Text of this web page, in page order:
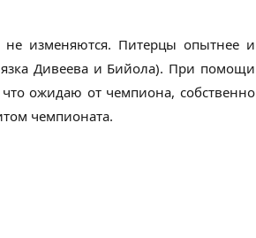
изменяются. Питерцы опытнее и
Дивеева и Бийола). При помощи
ожидаю от чемпиона, собственно
чемпионата.